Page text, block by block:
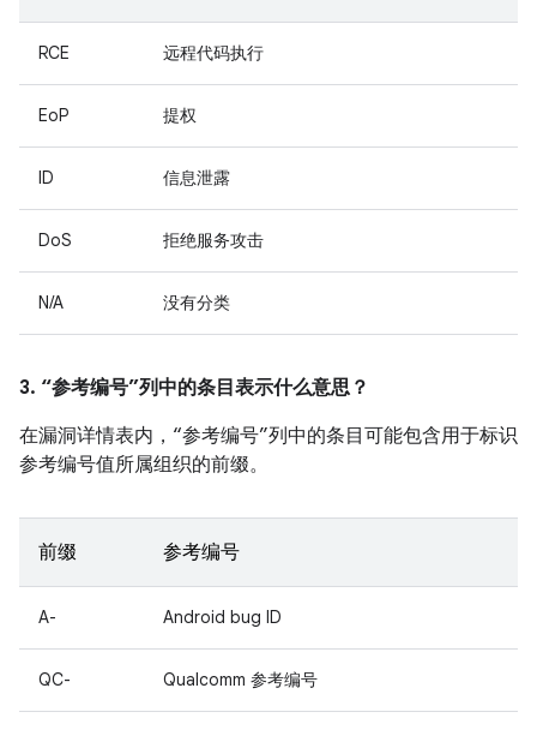
RCE 远程代码执行
EoP 提权
ID 信息泄露
DoS 拒绝服务攻击
N/A 没有分类
3. “参考编号”列中的条目表示什么意思？
在漏洞详情表内，“参考编号”列中的条目可能包含用于标识
参考编号值所属组织的前缀。
前缀 参考编号
A- Android bug ID
QC- Qualcomm 参考编号